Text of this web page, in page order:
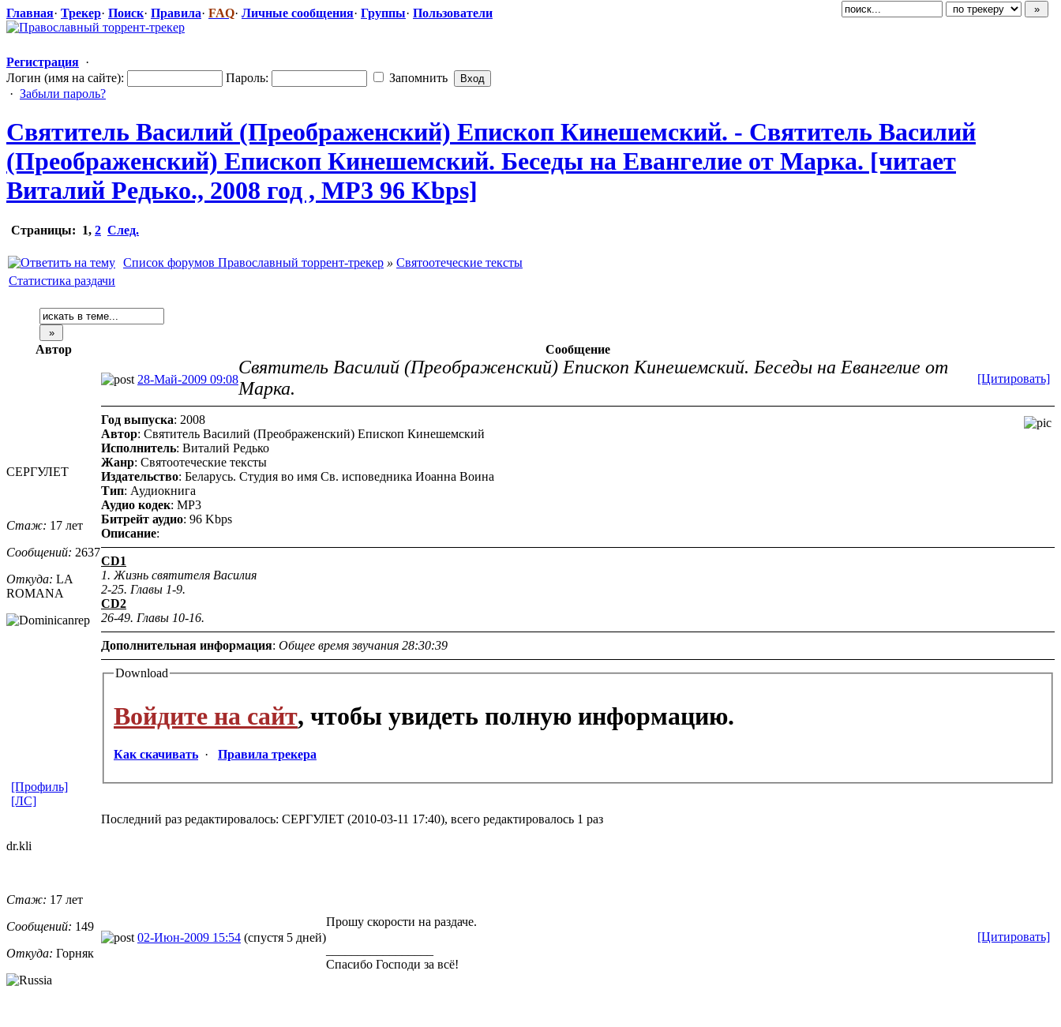
Главная· Трекер· Поиск· Правила· FAQ· Личные сообщения· Группы· Пользователи
Регистрация ·
Логин (имя на сайте):
Пароль:
Запомнить
· Забыли пароль?
Святитель Василий (Преображенск​ий) Епископ Кинешемский. ​ - Святитель Василий
(Преображенск​ий) Епископ Кинешемский. ​ Беседы на Евангелие от Марка. [читает
Виталий Редько., 2008 год , MP3 96 Kbps]
Страницы: 1, 2 След.
Список форумов Православный торрент-трекер » Святоотеческие тексты
Статистика раздачи
Автор Сообщение
СЕРГУЛЕТ
Стаж: 17 лет
Сообщений: 2637
Откуда: LA
ROMANA
28-Май-2009 09:08 [Цитировать]
Святитель Василий (Преображенский) Епископ Кинешемский. Беседы на Евангелие от
Марка.
Год выпуска: 2008
Автор: Святитель Василий (Преображенский) Епископ Кинешемский
Исполнитель: Виталий Редько
Жанр: Святоотеческие тексты
Издательство: Беларусь. Студия во имя Св. исповедника Иоанна Воина
Тип: Аудиокнига
Аудио кодек: MP3
Битрейт аудио: 96 Kbps
Описание:
CD1
1. Жизнь святителя Василия
2-25. Главы 1-9.
CD2
26-49. Главы 10-16.
Дополнительная информация: Общее время звучания 28:30:39
Download
Войдите на сайт, чтобы увидеть полную информацию.
Как скачивать · Правила трекера
Последний раз редактировалось: СЕРГУЛЕТ (2010-03-11 17:40), всего редактировалось 1 раз
[Профиль]
[ЛС]
dr.kli
Стаж: 17 лет
Сообщений: 149
Откуда: Горняк
02-Июн-2009 15:54 (спустя 5 дней) [Цитировать]
Прошу скорости на раздаче.
Спасибо Господи за всё!